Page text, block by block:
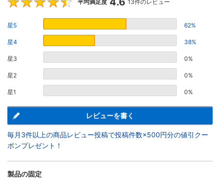
平均満足度 13件のレビュー
星5 62%
星4 38%
星3 0%
星2 0%
星1 0%
レビューを書く
毎月3件以上の商品レビュー投稿で投稿件数×500円分の値引クー
ポンプレゼント！
製品の固定